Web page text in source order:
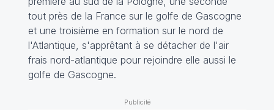
tout près de la France sur le golfe de Gascogne
et une troisième en formation sur le nord de
l'Atlantique, s'apprêtant à se détacher de l'air
frais nord-atlantique pour rejoindre elle aussi le
golfe de Gascogne.